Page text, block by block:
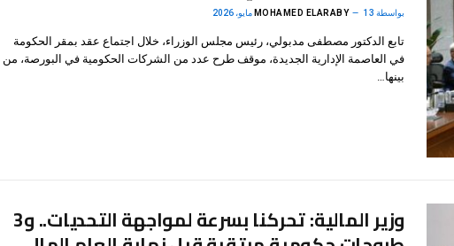
بواسطة MOHAMED ELARABY 13 مايو، 2026
تابع الدكتور مصطفى مدبولي، رئيس مجلس الوزراء، خلال اجتماع عقد بمقر الحكومة
في العاصمة الإدارية الجديدة، موقف طرح عدد من الشركات الحكومية في البورصة، من
بينها…
وزير المالية: تحركنا بسرعة لمواجهة التحديات.. و3